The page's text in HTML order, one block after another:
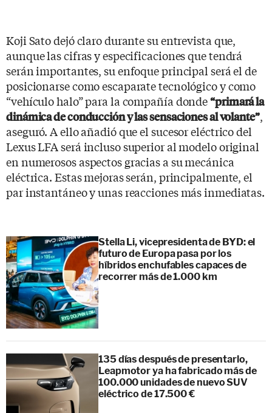
Koji Sato dejó claro durante su entrevista que,
aunque las cifras y especificaciones que tendrá
serán importantes, su enfoque principal será el de
posicionarse como escaparate tecnológico y como
“vehículo halo” para la compañía donde“primará la
dinámica de conducción y las sensaciones al volante”,
aseguró. A ello añadió que el sucesor eléctrico del
Lexus LFA será incluso superior al modelo original
en numerosos aspectos gracias a su mecánica
eléctrica. Estas mejoras serán, principalmente, el
par instantáneo y unas reacciones más inmediatas.
Stella Li, vicepresidenta de BYD: el
futuro de Europa pasa por los
híbridos enchufables capaces de
recorrer más de 1.000 km
135 días después de presentarlo,
Leapmotor ya ha fabricado más de
100.000 unidades de nuevo SUV
eléctrico de 17.500 €